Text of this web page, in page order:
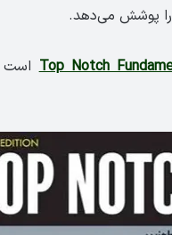
را پوشش می‌دهد.